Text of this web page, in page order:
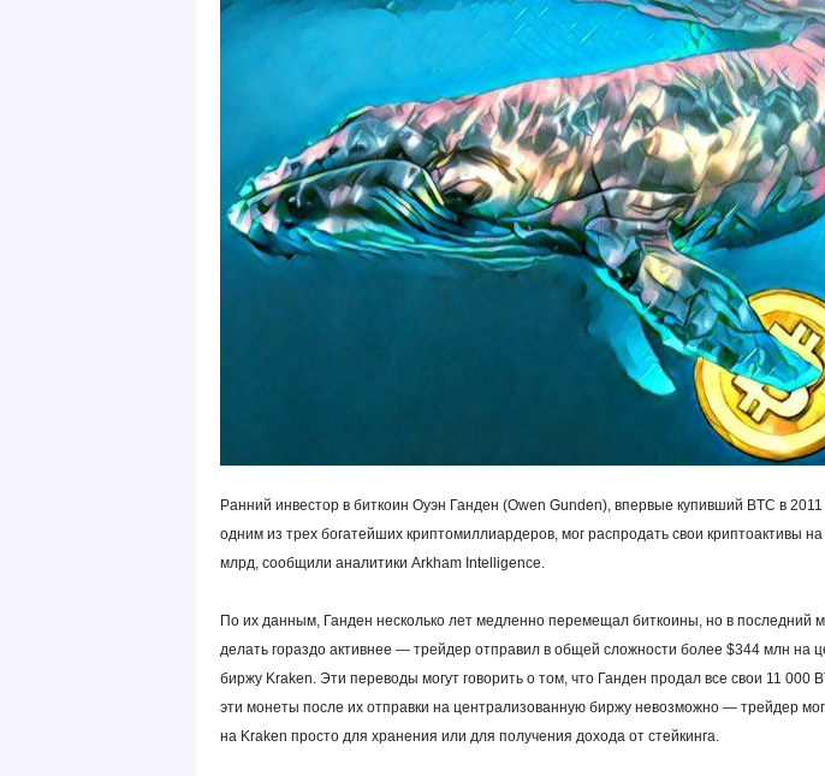
Ранний инвестор в биткоин Оуэн Ганден (Owen Gunden), впервые купивший BTC в 2011
одним из трех богатейших криптомиллиардеров, мог распродать свои криптоактивы
млрд, сообщили аналитики Arkham Intelligence.
По их данным, Ганден несколько лет медленно перемещал биткоины, но в последний
делать гораздо активнее — трейдер отправил в общей сложности более $344 млн на
биржу Kraken. Эти переводы могут говорить о том, что Ганден продал все свои 11 000
эти монеты после их отправки на централизованную биржу невозможно — трейдер
на Kraken просто для хранения или для получения дохода от стейкинга.